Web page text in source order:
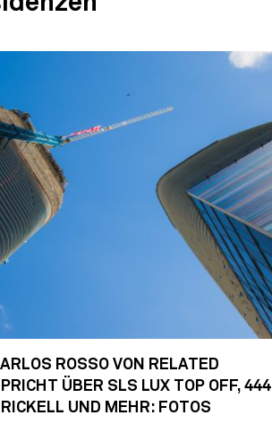
ROSSO VON RELATED
ÜBER SLS LUX TOP OFF, 444
UND MEHR: FOTOS